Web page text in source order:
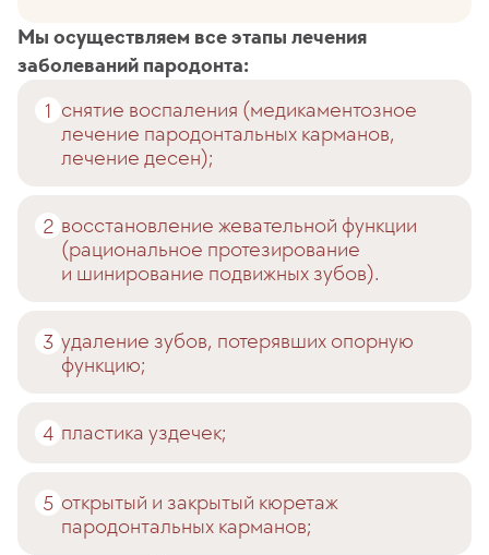
Мы осуществляем все этапы лечения
заболеваний пародонта:
снятие воспаления (медикаментозное
лечение пародонтальных карманов,
лечение десен);
восстановление жевательной функции
(рациональное протезирование
и шинирование подвижных зубов).
удаление зубов, потерявших опорную
функцию;
пластика уздечек;
открытый и закрытый кюретаж
пародонтальных карманов;